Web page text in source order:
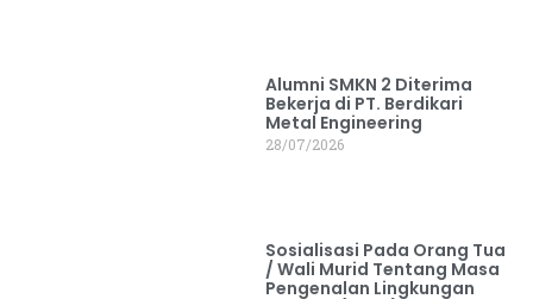
Alumni SMKN 2 Diterima
Bekerja di PT. Berdikari
Metal Engineering
28/07/2026
Sosialisasi Pada Orang Tua
/ Wali Murid Tentang Masa
Pengenalan Lingkungan